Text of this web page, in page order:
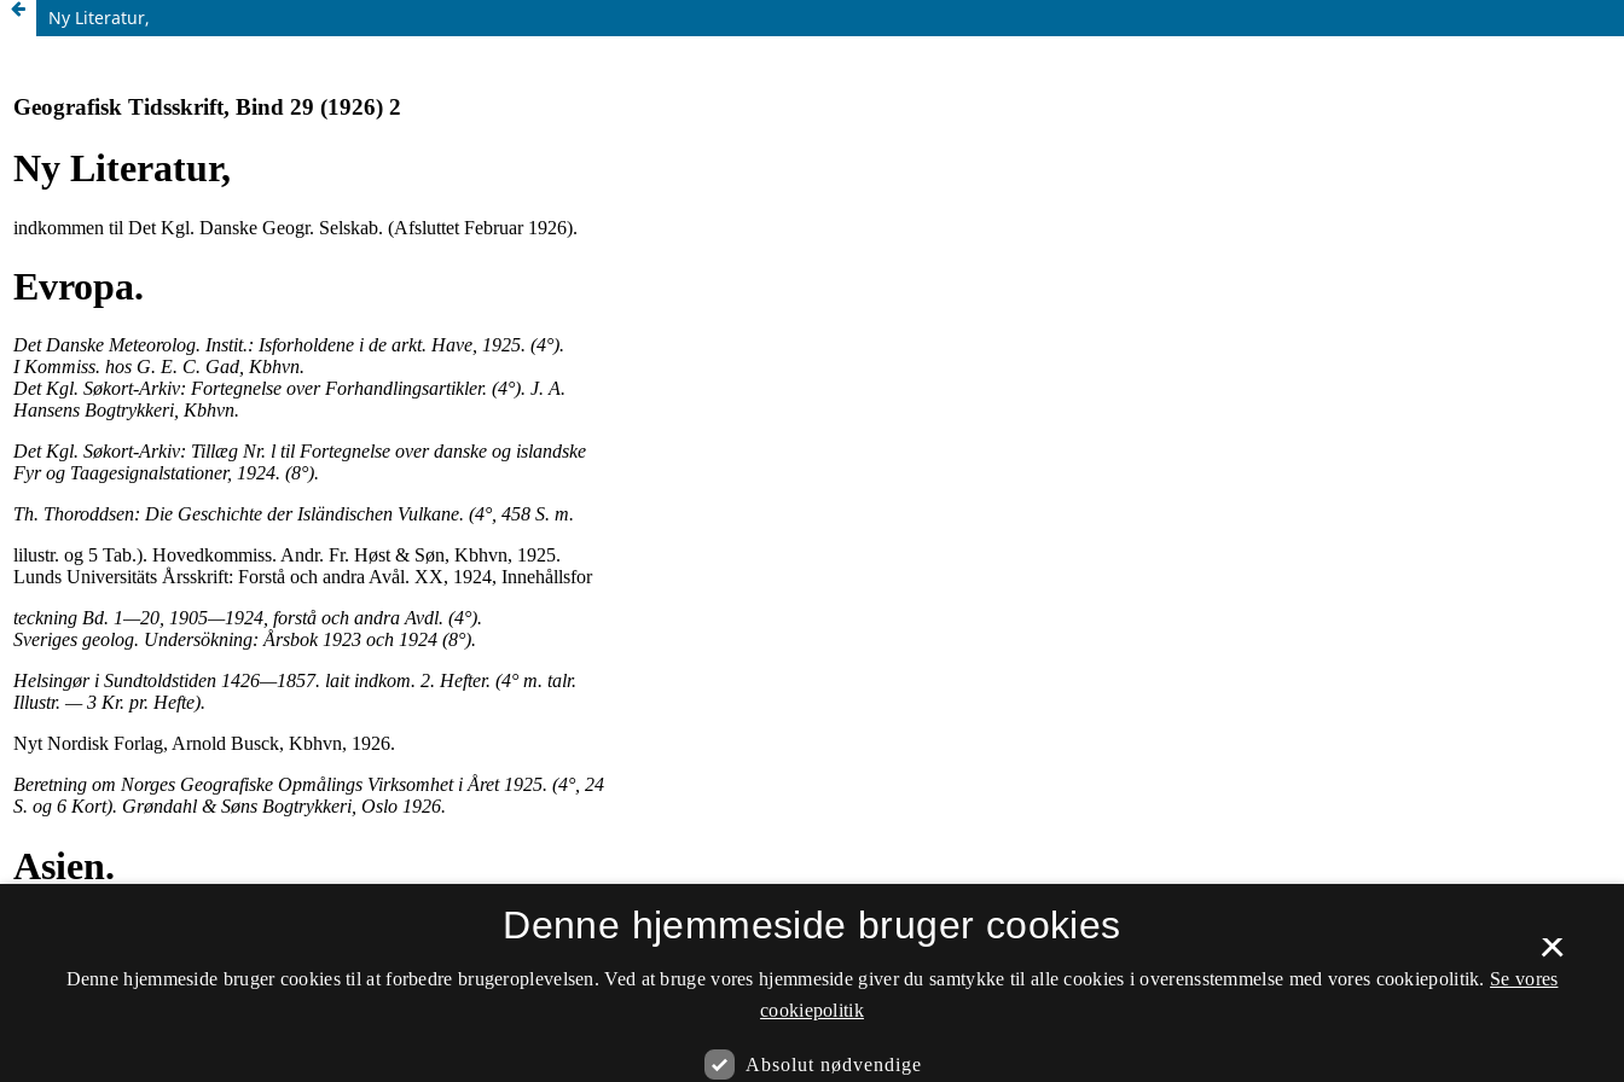
Ny Literatur,
×
Denne hjemmeside bruger cookies
Denne hjemmeside bruger cookies til at forbedre brugeroplevelsen. Ved at bruge vores hjemmeside giver du samtykke til alle cookies i overensstemmelse med vores cookiepolitik. Se vores
cookiepolitik
Absolut nødvendige